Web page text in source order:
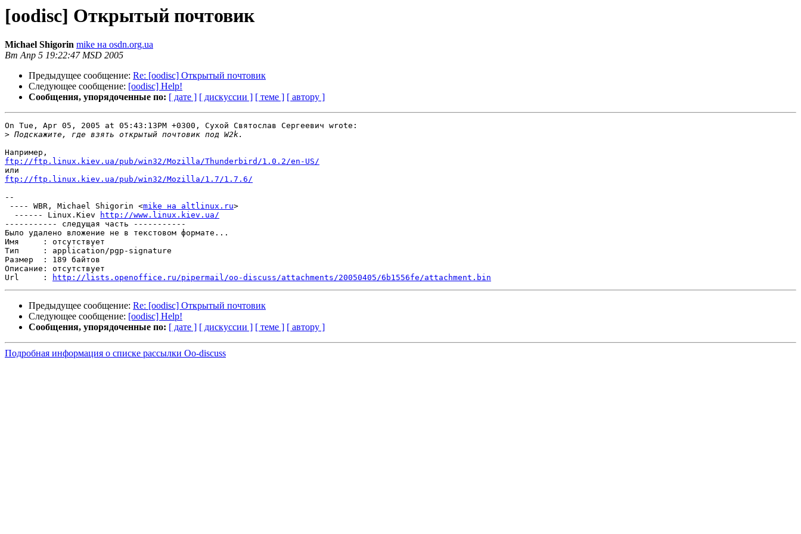
[oodisc] Открытый почтовик
Michael Shigorin mike на osdn.org.ua
Вт Апр 5 19:22:47 MSD 2005
Предыдущее сообщение: Re: [oodisc] Открытый почтовик
Следующее сообщение: [oodisc] Help!
Сообщения, упорядоченные по: [ дате ] [ дискуссии ] [ теме ] [ автору ]
On Tue, Apr 05, 2005 at 05:43:13PM +0300, Сухой Святослав Сергеевич wrote:
>
ftp://ftp.linux.kiev.ua/pub/win32/Mozilla/Thunderbird/1.0.2/en-US/
ftp://ftp.linux.kiev.ua/pub/win32/Mozilla/1.7/1.7.6/
--
---- WBR, Michael Shigorin <mike на altlinux.ru>
  ------ Linux.Kiev
http://www.linux.kiev.ua/
----------- следущая часть -----------
Было удалено вложение не в текстовом формате...
Имя     : отсутствует
Тип     : application/pgp-signature
Размер  : 189 байтов
Описание: отсутствует
Url     :
http://lists.openoffice.ru/pipermail/oo-discuss/attachments/20050405/6b1556fe/attachment.bin
Предыдущее сообщение: Re: [oodisc] Открытый почтовик
Следующее сообщение: [oodisc] Help!
Сообщения, упорядоченные по: [ дате ] [ дискуссии ] [ теме ] [ автору ]
Подробная информация о списке рассылки Oo-discuss